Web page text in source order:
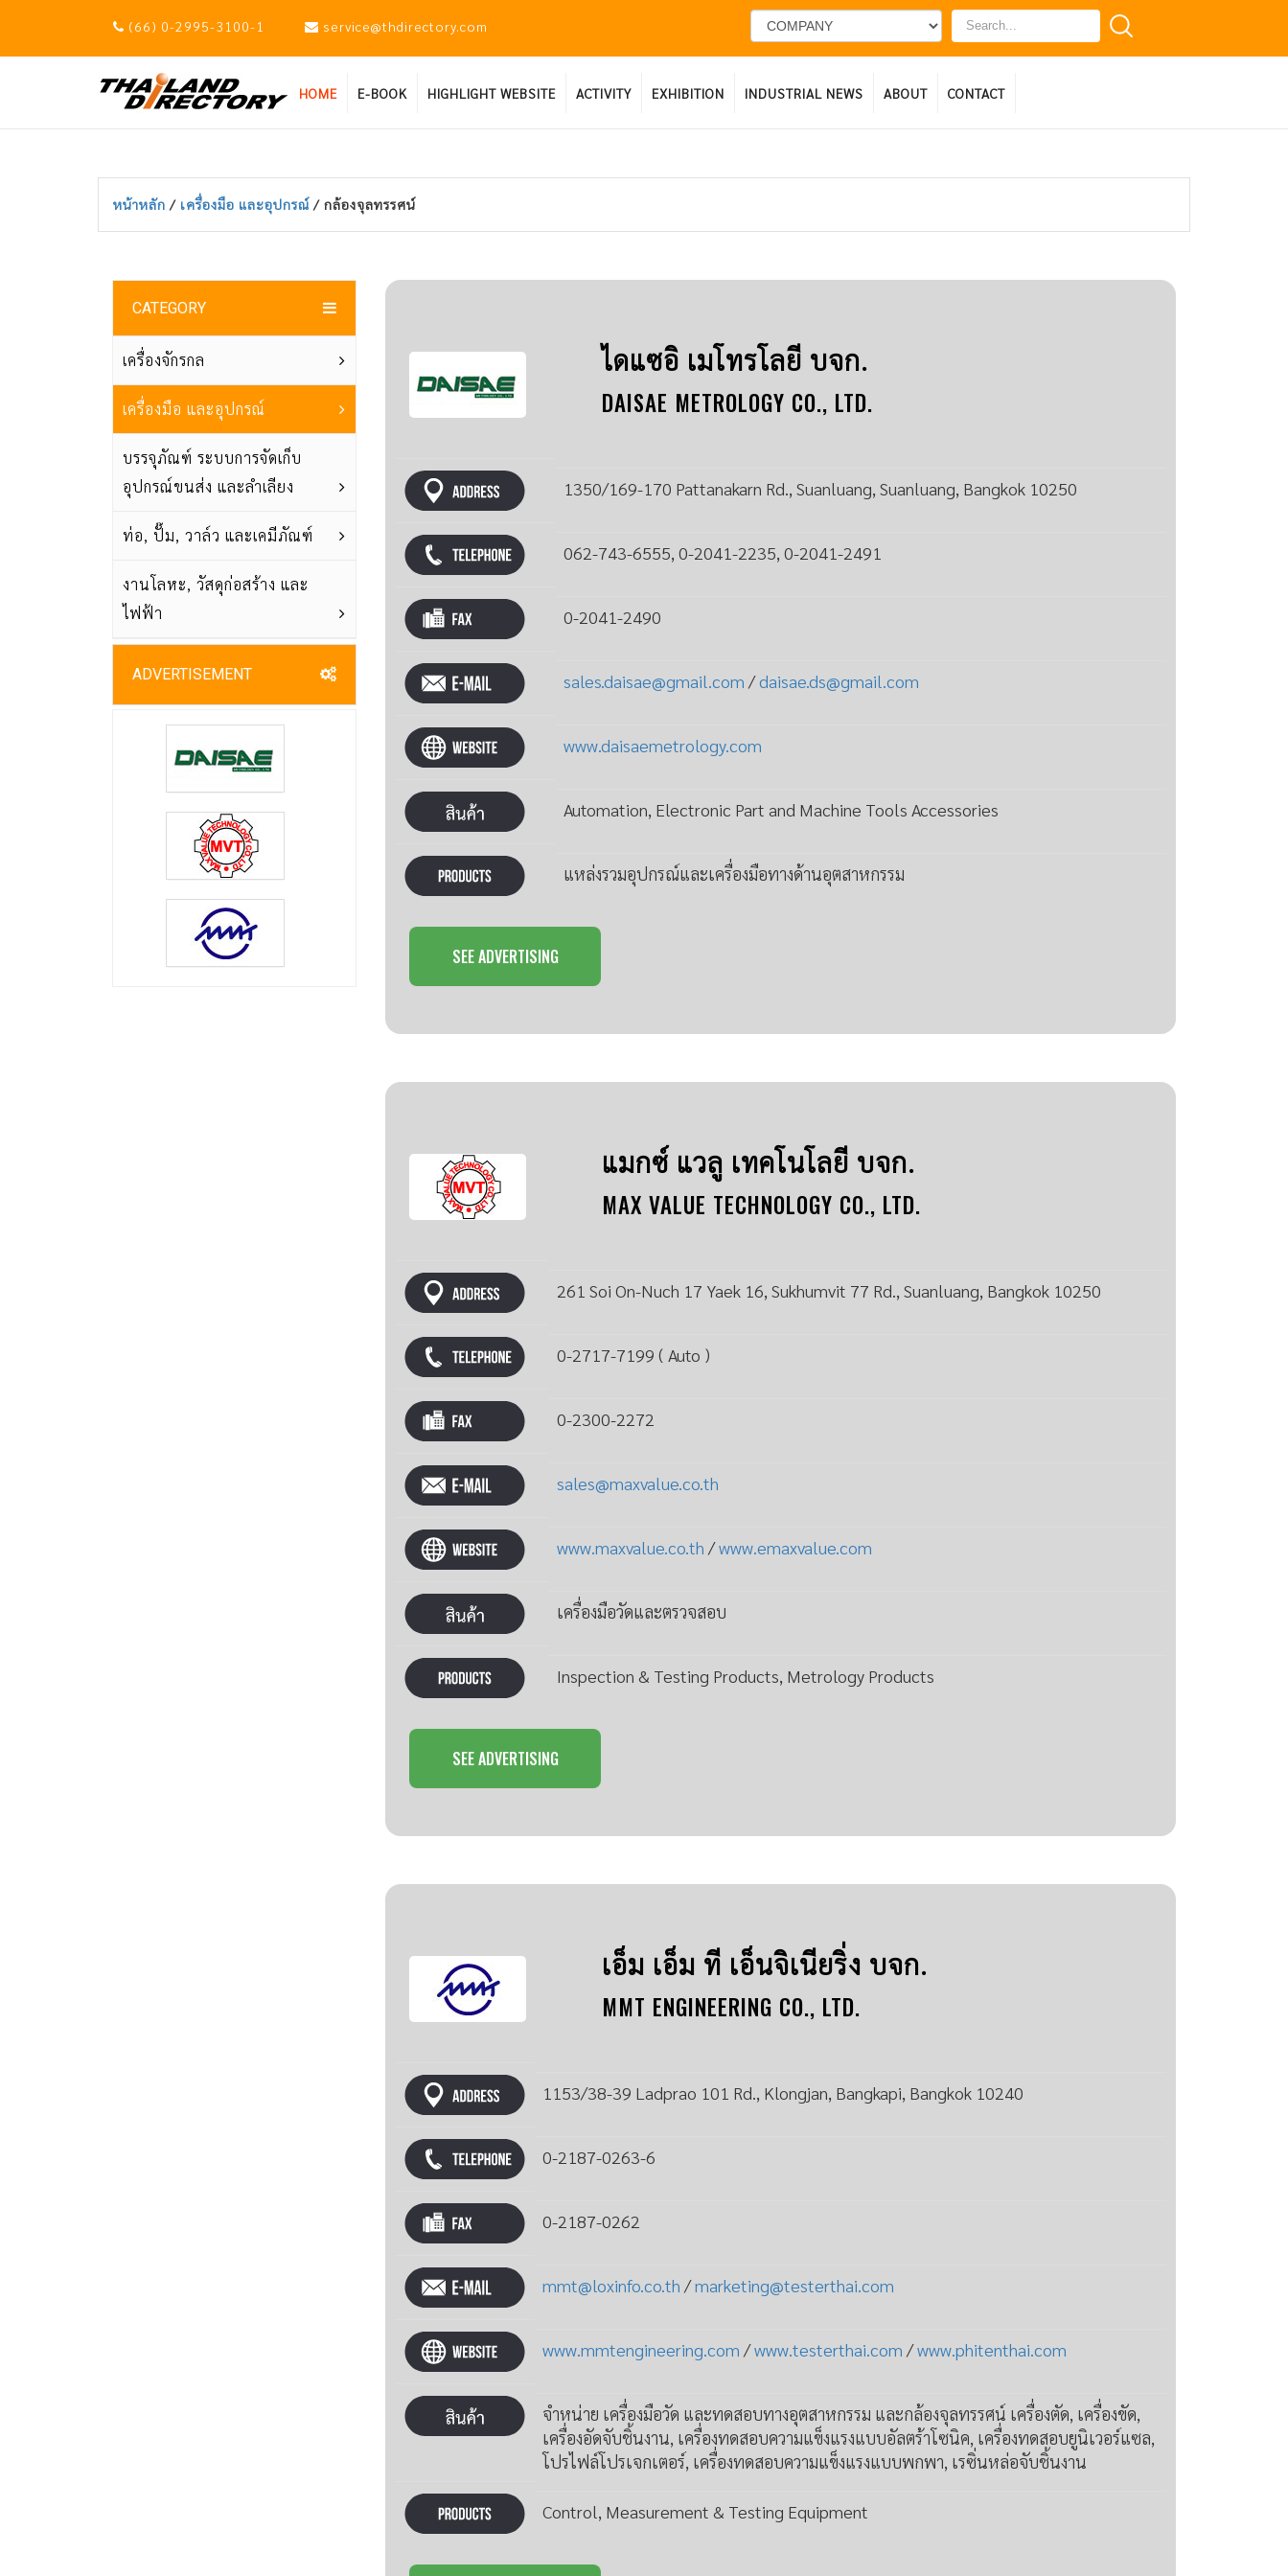
(66) 0-2995-3100-1 service@thdirectory.com
HOME E-BOOK HIGHLIGHT WEBSITE ACTIVITY EXHIBITION INDUSTRIAL NEWS ABOUT CONTACT
หน้าหลัก / เครื่องมือ และอุปกรณ์ / กล้องจุลทรรศน์
CATEGORY
เครื่องจักรกล
เครื่องมือ และอุปกรณ์
บรรจุภัณฑ์ ระบบการจัดเก็บ
อุปกรณ์ขนส่ง และลำเลียง
ท่อ, ปั๊ม, วาล์ว และเคมีภัณฑ์
งานโลหะ, วัสดุก่อสร้าง และ
ไฟฟ้า
ADVERTISEMENT
ไดแซอิ เมโทรโลยี บจก.
DAISAE METROLOGY CO., LTD.
1350/169-170 Pattanakarn Rd., Suanluang, Suanluang, Bangkok 10250
062-743-6555, 0-2041-2235, 0-2041-2491
0-2041-2490
sales.daisae@gmail.com /daisae.ds@gmail.com
www.daisaemetrology.com
Automation, Electronic Part and Machine Tools Accessories
แหล่งรวมอุปกรณ์และเครื่องมือทางด้านอุตสาหกรรม
SEE ADVERTISING
แมกซ์ แวลู เทคโนโลยี บจก.
MAX VALUE TECHNOLOGY CO., LTD.
261 Soi On-Nuch 17 Yaek 16, Sukhumvit 77 Rd., Suanluang, Bangkok 10250
0-2717-7199 ( Auto )
0-2300-2272
sales@maxvalue.co.th
www.maxvalue.co.th /www.emaxvalue.com
เครื่องมือวัดและตรวจสอบ
Inspection & Testing Products, Metrology Products
SEE ADVERTISING
เอ็ม เอ็ม ที เอ็นจิเนียริ่ง บจก.
MMT ENGINEERING CO., LTD.
1153/38-39 Ladprao 101 Rd., Klongjan, Bangkapi, Bangkok 10240
0-2187-0263-6
0-2187-0262
mmt@loxinfo.co.th /marketing@testerthai.com
www.mmtengineering.com /www.testerthai.com /www.phitenthai.com
จำหน่าย เครื่องมือวัด และทดสอบทางอุตสาหกรรม และกล้องจุลทรรศน์ เครื่องตัด, เครื่องขัด,
เครื่องอัดจับชิ้นงาน, เครื่องทดสอบความแข็งแรงแบบอัลตร้าโซนิค, เครื่องทดสอบยูนิเวอร์แซล,
โปรไฟล์โปรเจกเตอร์, เครื่องทดสอบความแข็งแรงแบบพกพา, เรซิ่นหล่อจับชิ้นงาน
Control, Measurement & Testing Equipment